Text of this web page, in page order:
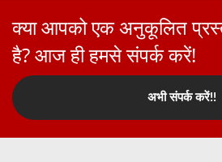
क्या आपको एक अनुकूलित
है? आज ही हमसे संपर्क करें!
अभी संपर्क करें!!